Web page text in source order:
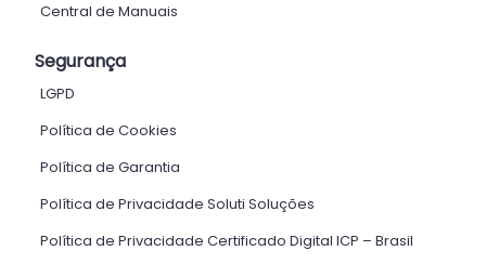
Central de Manuais
Segurança
LGPD
Política de Cookies
Política de Garantia
Política de Privacidade Soluti Soluções
Política de Privacidade Certificado Digital ICP – Brasil ​